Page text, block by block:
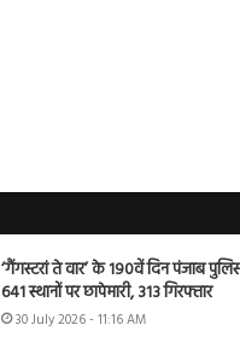
‘गैंगस्टरां ते वार’ के 190वें दिन पंजाब
641 स्थानों पर छापेमारी, 313 गिरफ्तार
30 July 2026 - 11:16 AM